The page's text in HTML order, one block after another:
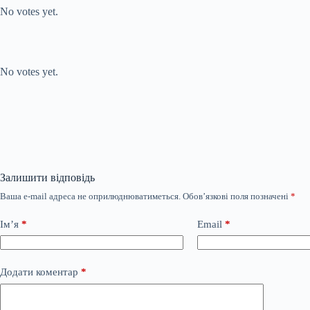
No votes yet.
No votes yet.
Залишити відповідь
Ваша e-mail адреса не оприлюднюватиметься. Обов’язкові поля позначені *
Ім’я * Email *
Додати коментар *